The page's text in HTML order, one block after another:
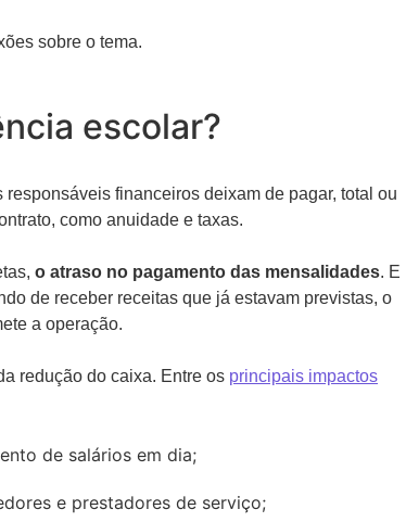
sobre o tema.
escolar?
financeiros deixam de pagar, total ou
como anuidade e taxas.
o atraso no pagamento das mensalidades. E
de receber receitas que já estavam previstas, o
a operação.
redução do caixa. Entre os principais impactos
de salários em dia;
e prestadores de serviço;